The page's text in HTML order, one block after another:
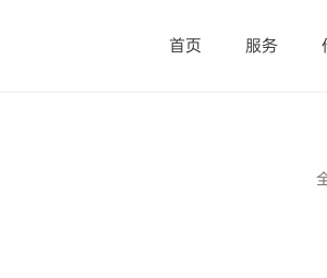
首页 服务